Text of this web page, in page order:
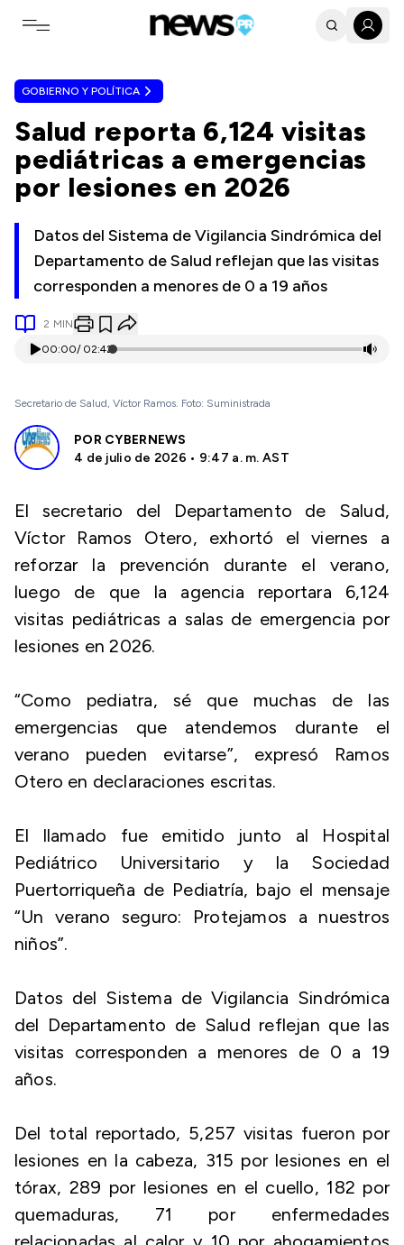
Toggle navigation menu
GOBIERNO Y POLÍTICA
Salud reporta 6,124 visitas
pediátricas a emergencias
por lesiones en 2026
Datos del Sistema de Vigilancia Sindrómica del
Departamento de Salud reflejan que las visitas
corresponden a menores de 0 a 19 años
2 MIN
00:00/ 02:42
Secretario de Salud, Víctor Ramos. Foto: Suministrada
POR CYBERNEWS
4 de julio de 2026 • 9:47 a. m. AST
El secretario del Departamento de Salud,
Víctor Ramos Otero, exhortó el viernes a
reforzar la prevención durante el verano,
luego de que la agencia reportara 6,124
visitas pediátricas a salas de emergencia por
lesiones en 2026.
“Como pediatra, sé que muchas de las
emergencias que atendemos durante el
verano pueden evitarse”, expresó Ramos
Otero en declaraciones escritas.
El llamado fue emitido junto al Hospital
Pediátrico Universitario y la Sociedad
Puertorriqueña de Pediatría, bajo el mensaje
“Un verano seguro: Protejamos a nuestros
niños”.
Datos del Sistema de Vigilancia Sindrómica
del Departamento de Salud reflejan que las
visitas corresponden a menores de 0 a 19
años.
Del total reportado, 5,257 visitas fueron por
lesiones en la cabeza, 315 por lesiones en el
tórax, 289 por lesiones en el cuello, 182 por
quemaduras, 71 por enfermedades